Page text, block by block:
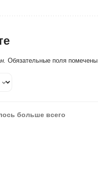
Обязательные поля помечены